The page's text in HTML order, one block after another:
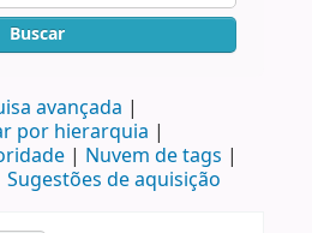
Buscar
avançada
por hierarquia
Nuvem de tags
Sugestões de aquisição